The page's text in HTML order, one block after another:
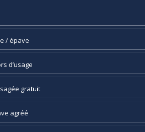
/ épave
d’usage
gratuit
agréé